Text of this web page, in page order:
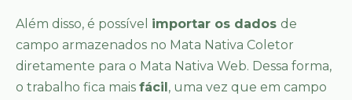
Além disso, é possível importar os dados de
campo armazenados no Mata Nativa Coletor
diretamente para o Mata Nativa Web. Dessa forma,
o trabalho fica mais fácil , uma vez que em campo